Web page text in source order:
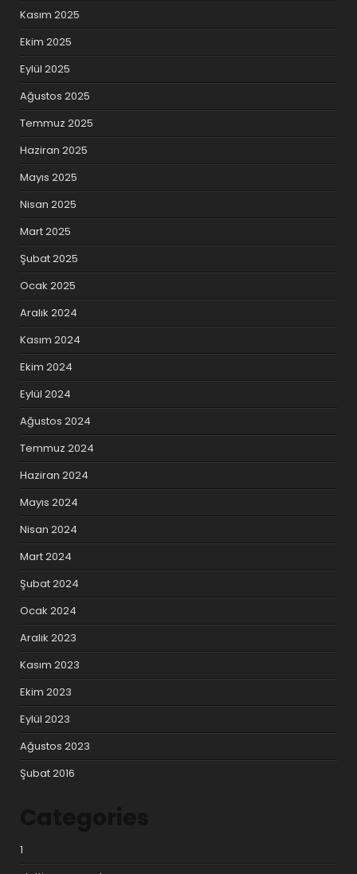
Kasım 2025
Ekim 2025
Eylül 2025
Ağustos 2025
Temmuz 2025
Haziran 2025
Mayıs 2025
Nisan 2025
Mart 2025
Şubat 2025
Ocak 2025
Aralık 2024
Kasım 2024
Ekim 2024
Eylül 2024
Ağustos 2024
Temmuz 2024
Haziran 2024
Mayıs 2024
Nisan 2024
Mart 2024
Şubat 2024
Ocak 2024
Aralık 2023
Kasım 2023
Ekim 2023
Eylül 2023
Ağustos 2023
Şubat 2016
1